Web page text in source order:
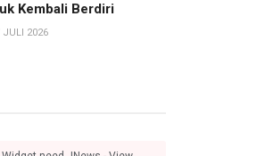
Kembali Berdiri
2026